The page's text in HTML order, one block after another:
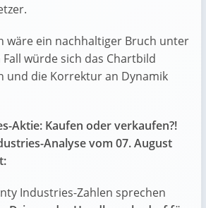
wäre ein nachhaltiger Bruch unter
Fall würde sich das Chartbild
und die Korrektur an Dynamik
Aktie: Kaufen oder verkaufen?!
Analyse vom 07. August
Industries-Zahlen sprechen